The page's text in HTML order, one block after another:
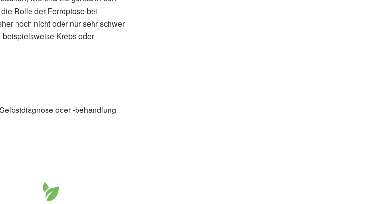
Rolle der Ferroptose bei
noch nicht oder nur sehr schwer
Krebs oder
oder -behandlung